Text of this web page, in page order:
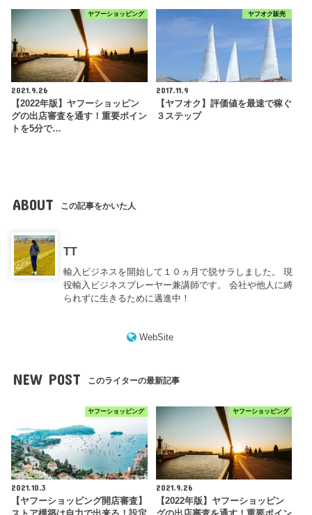
ヤフーショッピング
2021.9.26
【2022年版】ヤフーショッピン
グの出店審査を通す！重要ポイン
トを5分で…
ヤフオク販売
2017.11.9
【ヤフオク】評価値を最速で稼ぐ
３ステップ
ABOUT この記事をかいた人
TT
輸入ビジネスを開始して１０ヵ月で脱サラしました。 現
役輸入ビジネスプレーヤー兼講師です。 会社や他人に縛
られずに生きるために邁進中！
WebSite
NEW POST このライターの最新記事
ヤフーショッピング
2021.10.3
【ヤフーショッピング開店審査】
ヤフーショッピング
2021.9.26
【2022年版】ヤフーショッピン